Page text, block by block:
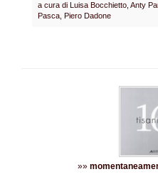
a cura di Luisa Bocchietto, Anty
Pasca, Piero Dadone
»»